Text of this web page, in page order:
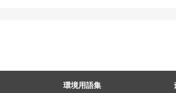
環境用語集